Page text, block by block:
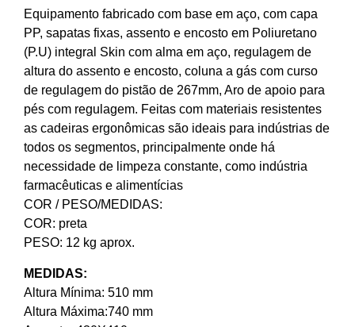
Equipamento fabricado com base em aço, com capa
PP, sapatas fixas, assento e encosto em Poliuretano
(P.U) integral Skin com alma em aço, regulagem de
altura do assento e encosto, coluna a gás com curso
de regulagem do pistão de 267mm, Aro de apoio para
pés com regulagem. Feitas com materiais resistentes
as cadeiras ergonômicas são ideais para indústrias de
todos os segmentos, principalmente onde há
necessidade de limpeza constante, como indústria
farmacêuticas e alimentícias
COR / PESO/MEDIDAS:
COR: preta
PESO: 12 kg aprox.
MEDIDAS:
Altura Mínima: 510 mm
Altura Máxima:740 mm